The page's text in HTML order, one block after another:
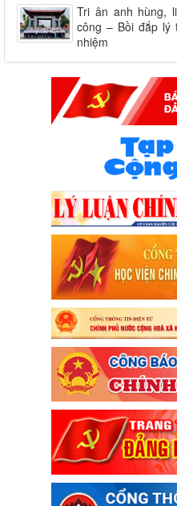
Tri ân anh hùng,
công – Bồi đắp lý
nhiệm